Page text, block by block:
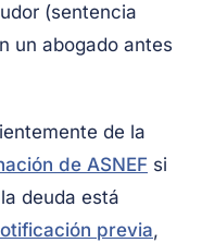
(sentencia
un abogado antes
de la
de ASNEF si
deuda está
previa,